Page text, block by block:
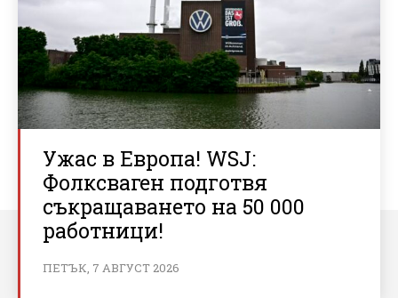
Ужас в Европа! WSJ:
Фолксваген подготвя
съкращаването на 50 000
работници!
ПЕТЪК, 7 АВГУСТ 2026